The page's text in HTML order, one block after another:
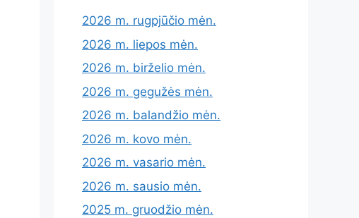
2026 m. rugpjūčio mėn.
2026 m. liepos mėn.
2026 m. birželio mėn.
2026 m. gegužės mėn.
2026 m. balandžio mėn.
2026 m. kovo mėn.
2026 m. vasario mėn.
2026 m. sausio mėn.
2025 m. gruodžio mėn.